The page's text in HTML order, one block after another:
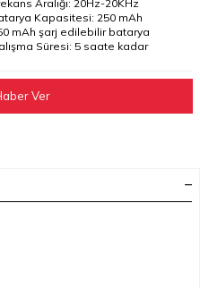
Aralığı: 20Hz-20KHz
Kapasitesi: 250 mAh
mAh şarj edilebilir batarya
Süresi: 5 saate kadar
Ver